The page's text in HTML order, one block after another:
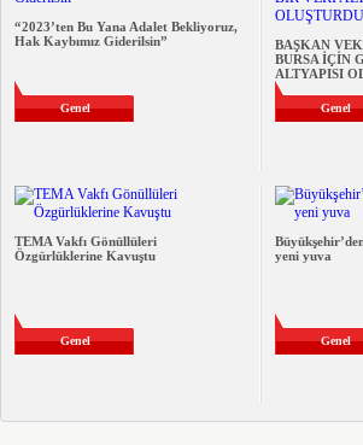
Genel
“2023’ten Bu Yana Adalet Bekliyoruz,
Hak Kaybımız Giderilsin”
Genel
BAŞKAN
BURSA İÇİN
ALTYAPISI
Genel
TEMA Vakfı Gönüllüleri
Özgürlüklerine Kavuştu
Genel
yeni yuva